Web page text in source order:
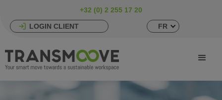
+32 (0) 2 255 17 20
LOGIN CLIENT FR